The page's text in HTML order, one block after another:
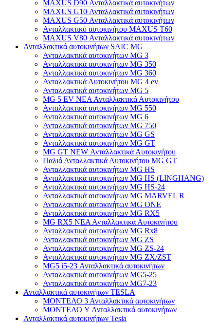
MAXUS D90 Ανταλλακτικά αυτοκινήτων
MAXUS G10 Ανταλλακτικά αυτοκινήτων
MAXUS G50 Ανταλλακτικά αυτοκινήτων
Ανταλλακτικό αυτοκινήτου MAXUS T60
MAXUS V80 Ανταλλακτικά αυτοκινήτων
Ανταλλακτικά αυτοκινήτων SAIC MG
Ανταλλακτικά αυτοκινήτων MG 3
Ανταλλακτικά αυτοκινήτων MG 350
Ανταλλακτικά αυτοκινήτων MG 360
Ανταλλακτικά Αυτοκινήτου MG 4 ev
Ανταλλακτικά αυτοκινήτων MG 5
MG 5 EV ΝΕΑ Ανταλλακτικά Αυτοκινήτου
Ανταλλακτικά αυτοκινήτων MG 550
Ανταλλακτικά αυτοκινήτων MG 6
Ανταλλακτικά αυτοκινήτων MG 750
Ανταλλακτικά αυτοκινήτων MG GS
Ανταλλακτικά αυτοκινήτων MG GT
MG GT NEW Ανταλλακτικά Αυτοκινήτου
Παλιά Ανταλλακτικά Αυτοκινήτου MG GT
Ανταλλακτικά αυτοκινήτων MG HS
Ανταλλακτικά αυτοκινήτων MG HS (LINGHANG)
Ανταλλακτικά αυτοκινήτων MG HS-24
Ανταλλακτικά αυτοκινήτων MG MARVEL R
Ανταλλακτικά αυτοκινήτων MG ONE
Ανταλλακτικά αυτοκινήτων MG RX5
MG RX5 ΝΕΑ Ανταλλακτικά Αυτοκινήτου
Ανταλλακτικά αυτοκινήτων MG Rx8
Ανταλλακτικά αυτοκινήτων MG ZS
Ανταλλακτικά αυτοκινήτων MG ZS-24
Ανταλλακτικά αυτοκινήτων MG ZX/ZST
MG5 i5-23 Ανταλλακτικά αυτοκινήτων
Ανταλλακτικά αυτοκινήτων MG5-25
Ανταλλακτικά αυτοκινήτων MG7-23
Ανταλλακτικά αυτοκινήτων TESLA
ΜΟΝΤΕΛΟ 3 Ανταλλακτικά αυτοκινήτων
ΜΟΝΤΕΛΟ Y Ανταλλακτικά αυτοκινήτων
Ανταλλακτικά αυτοκινήτων Tesla